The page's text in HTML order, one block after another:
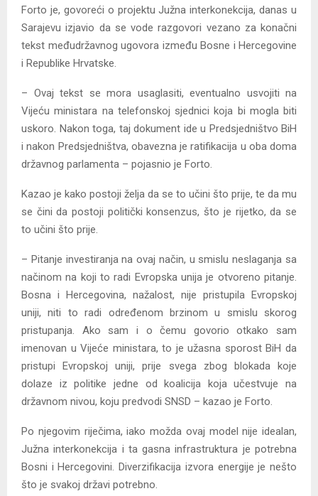
Forto je, govoreći o projektu Južna interkonekcija, danas u
Sarajevu izjavio da se vode razgovori vezano za konačni
tekst međudržavnog ugovora između Bosne i Hercegovine
i Republike Hrvatske.
– Ovaj tekst se mora usaglasiti, eventualno usvojiti na
Vijeću ministara na telefonskoj sjednici koja bi mogla biti
uskoro. Nakon toga, taj dokument ide u Predsjedništvo BiH
i nakon Predsjedništva, obavezna je ratifikacija u oba doma
državnog parlamenta – pojasnio je Forto.
Kazao je kako postoji želja da se to učini što prije, te da mu
se čini da postoji politički konsenzus, što je rijetko, da se
to učini što prije.
– Pitanje investiranja na ovaj način, u smislu neslaganja sa
načinom na koji to radi Evropska unija je otvoreno pitanje.
Bosna i Hercegovina, nažalost, nije pristupila Evropskoj
uniji, niti to radi određenom brzinom u smislu skorog
pristupanja. Ako sam i o čemu govorio otkako sam
imenovan u Vijeće ministara, to je užasna sporost BiH da
pristupi Evropskoj uniji, prije svega zbog blokada koje
dolaze iz politike jedne od koalicija koja učestvuje na
državnom nivou, koju predvodi SNSD – kazao je Forto.
Po njegovim riječima, iako možda ovaj model nije idealan,
Južna interkonekcija i ta gasna infrastruktura je potrebna
Bosni i Hercegovini. Diverzifikacija izvora energije je nešto
što je svakoj državi potrebno.